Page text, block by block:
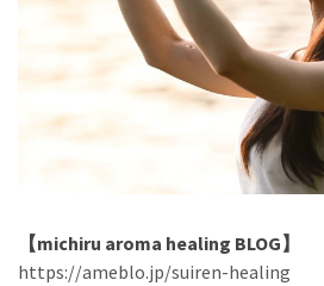
【michiru aroma healing BLOG】
https://ameblo.jp/suiren-healing